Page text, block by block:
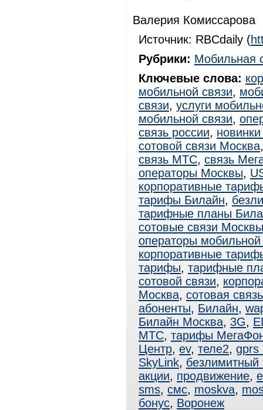
Валерия Комиссарова
Источник: RBCdaily (
Рубрики: Мобильная
Ключевые слова:
мобильной связи,
связи, услуги
мобильной связи,
связь россии,
сотовой связи Москва
связь МТС, связь
операторы Москвы,
корпоративные
тарифы Билайн,
тарифные планы
сотовые связи Москвы
операторы мобильной
корпоративные
тарифы, тарифные
сотовой связи,
Москва, сотовая
абоненты, Билайн,
Билайн Москва, 3G,
МТС, тарифы
Центр, ev, теле2, gprs
SkyLink, безлимитный
акции, продвижение,
sms, смс, moskva,
бонус, Воронеж